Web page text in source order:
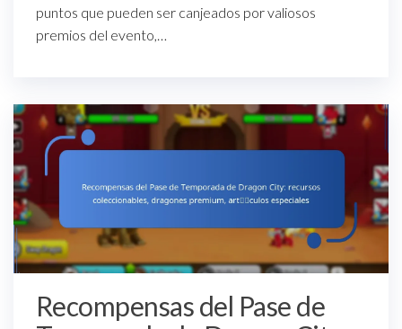
puntos que pueden ser canjeados por valiosos
premios del evento,…
Recompensas del Pase de